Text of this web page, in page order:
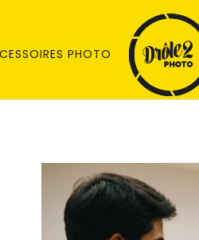
PHOTO